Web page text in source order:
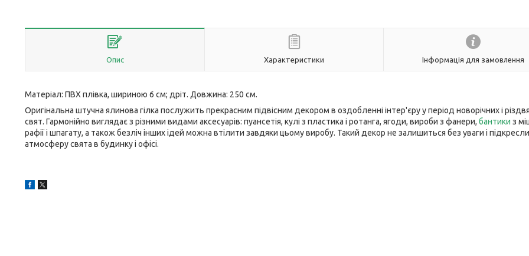
Опис Характеристики Інформація для замовлення
Матеріал: ПВХ плівка, шириною 6 см; дріт. Довжина: 250 см.
Оригінальна штучна ялинова гілка послужить прекрасним підвісним декором в оздобленні інтер'єру у період новорічних і
свят. Гармонійно виглядає з різними видами аксесуарів: пуансетія, кулі з пластика і ротанга, ягоди, вироби з фанери, бантики з
рафії і шпагату, а також безліч інших ідей можна втілити завдяки цьому виробу. Такий декор не залишиться без уваги і
атмосферу свята в будинку і офісі.